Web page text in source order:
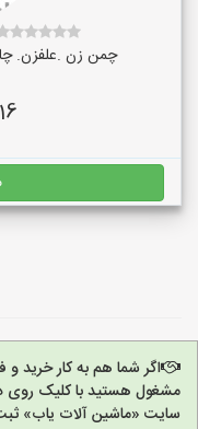
چمن زن .علفزن.
اگر شما هم به کار خرید و
مشغول هستید با کلیک روی
سایت «ماشین آلات یاب»